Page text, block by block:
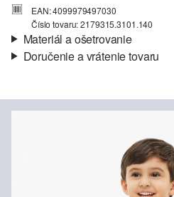
EAN: 4099979497030
Číslo tovaru: 2179315.3101.140
Materiál a ošetrovanie
Materiál: Bavlna
Doručenie a vrátenie tovaru
Vaša objednávka bude odoslaná do
štandardné doručenie sú 4,95 €